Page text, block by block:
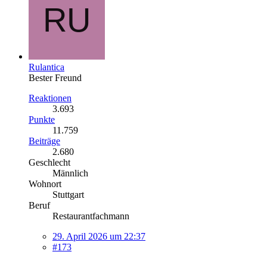
Rulantica
Bester Freund
Reaktionen
3.693
Punkte
11.759
Beiträge
2.680
Geschlecht
Männlich
Wohnort
Stuttgart
Beruf
Restaurantfachmann
29. April 2026 um 22:37
#173